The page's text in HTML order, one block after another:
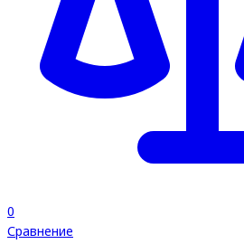
0
Сравнение